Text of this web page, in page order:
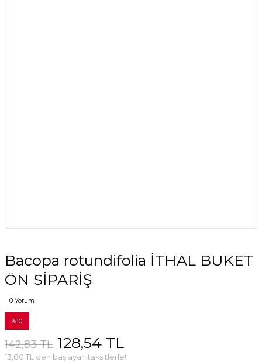
Bacopa rotundifolia İTHAL BUKET
ÖN SİPARİŞ
0 Yorum
%10
142,83 TL 128,54 TL
13,80 TL den başlayan taksitlerle!